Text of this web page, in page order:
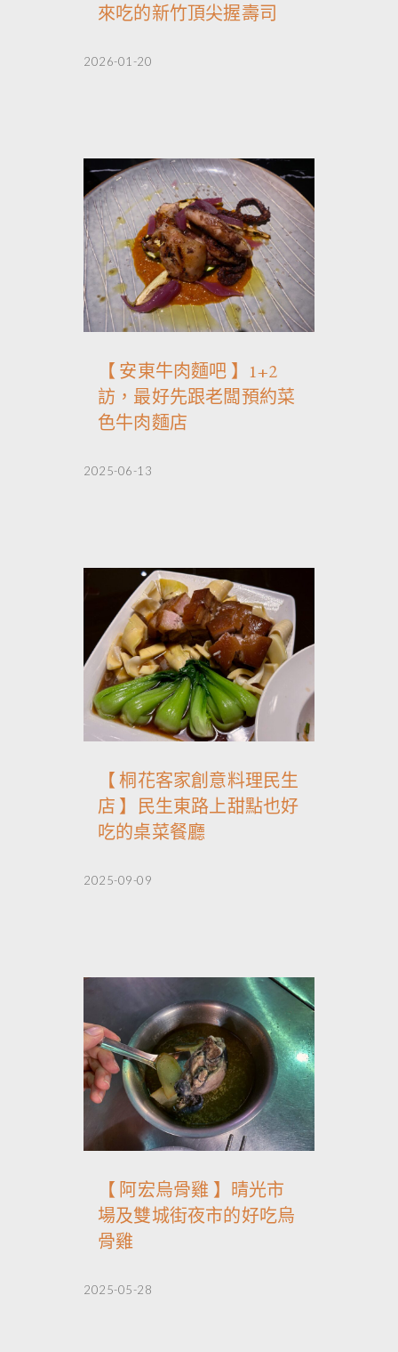
來吃的新竹頂尖握壽司
2026-01-20
【 安東牛肉麵吧 】1+2
訪，最好先跟老闆預約菜
色牛肉麵店
2025-06-13
【 桐花客家創意料理民生
店 】民生東路上甜點也好
吃的桌菜餐廳
2025-09-09
【 阿宏烏骨雞 】晴光市
場及雙城街夜市的好吃烏
骨雞
2025-05-28